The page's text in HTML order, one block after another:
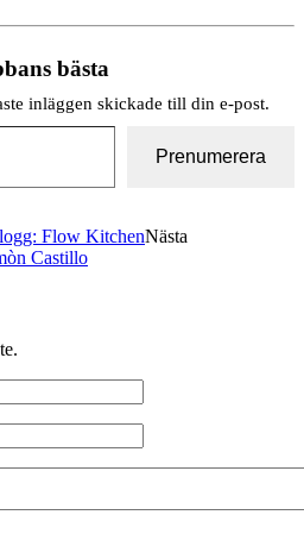
bästa
inläggen skickade till din e-post.
Prenumerera
Flow KitchenNästa
Castillo